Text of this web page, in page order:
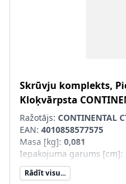
Skrūvju komplekts,
Kloķvārpsta
Ražotājs: CONTINENTAL
EAN: 4010858577575
Masa [kg]: 0,081
Iepakojuma garums [cm]:
Iepakojuma platums [cm]
Iepakojuma augstums [cm]
Rādīt visu...